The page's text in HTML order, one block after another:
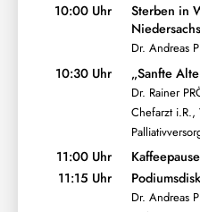
10:00 Uhr
Sterben in
Dr. Andreas
10:30 Uhr „Sanfte
Dr. Rainer
Chefarzt i.R.,
11:00 Uhr
Kaffeepause
11:15 Uhr
Dr. Andreas